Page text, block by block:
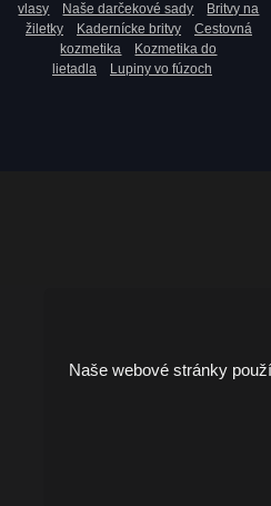
vlasy
Naše darčekové sady
Britvy na
žiletky
Kadernícke britvy
Cestovná
kozmetika
Kozmetika do
lietadla
Lupiny vo fúzoch
Naše webové stránky